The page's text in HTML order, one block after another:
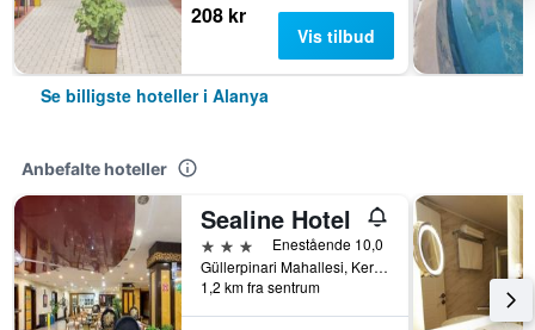
208 kr
Vis tilbud
Se billigste hoteller i Alanya
Anbefalte hoteller
Sealine Hotel
3 stjernerEnestående 10,0
Güllerpinari Mahallesi, Kerim Kaptanlar Caddesi, 20-22, Alanya, Tyrkia
1,2 km fra sentrum